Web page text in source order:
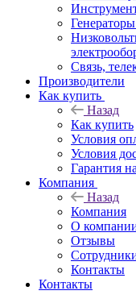
Связь,
Производители
Как купить
Назад
Как купить
Условия
Условия
Гарантия
Компания
Назад
Компания
О
Отзывы
Контакты
Контакты